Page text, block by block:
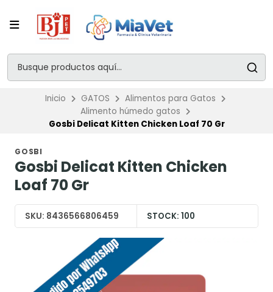
Inicio GATOS
Alimentos para Gatos
Alimento húmedo gatos
Gosbi Delicat Kitten Chicken Loaf 70 Gr
GOSBI
Gosbi Delicat Kitten Chicken
Loaf 70 Gr
SKU: 8436566806459 STOCK: 100